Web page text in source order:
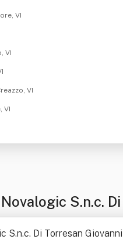
VI
VI
VI
VI
S.n.c.
S.n.c. Di Torresan Giovanni